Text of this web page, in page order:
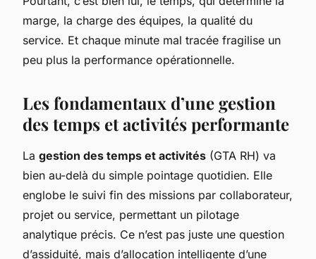
marge, la charge des équipes, la qualité du
service. Et chaque minute mal tracée fragilise un
peu plus la performance opérationnelle.
Les fondamentaux d’une gestion
des temps et activités performante
La gestion des temps et activités (GTA RH) va
bien au-delà du simple pointage quotidien. Elle
englobe le suivi fin des missions par collaborateur,
projet ou service, permettant un pilotage
analytique précis. Ce n’est pas juste une question
d’assiduité, mais d’allocation intelligente d’une